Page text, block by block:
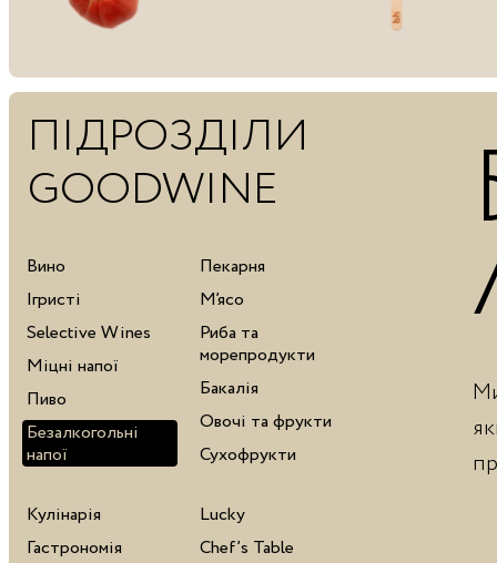
ПІДРОЗДІЛИ
GOODWINE
Вино
Ігристі
Selective Wines
Міцні напої
Пиво
Безалкогольні
напої
Кулінарія
Гастрономія
Пекарня
М’ясо
Риба та
морепродукти
Бакалія
Овочі та фрукти
Сухофрукти
Lucky
Chef’s Table